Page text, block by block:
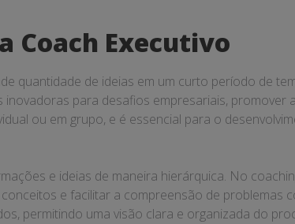
Coach Executivo
quantidade de ideias em um curto período de
para desafios empresariais, promover
ou em grupo, e é essencial para o
e ideias de maneira hierárquica. No
e facilitar a compreensão de problemas
permitindo uma visão clara e organizada do